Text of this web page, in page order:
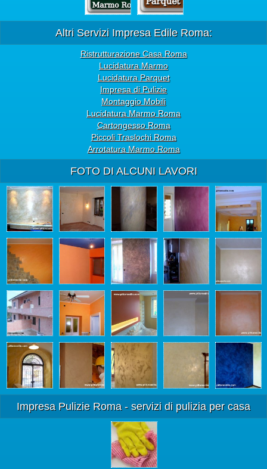
Altri Servizi Impresa Edile Roma:
Ristrutturazione Casa Roma
Lucidatura Marmo
Lucidatura Parquet
Impresa di Pulizie
Montaggio Mobili
Lucidatura Marmo Roma
Cartongesso Roma
Piccoli Traslochi Roma
Arrotatura Marmo Roma
FOTO DI ALCUNI LAVORI
Impresa Pulizie Roma - servizi di pulizia per casa